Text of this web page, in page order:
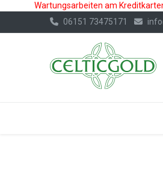
Wartungsarbeiten am
06151 73475171